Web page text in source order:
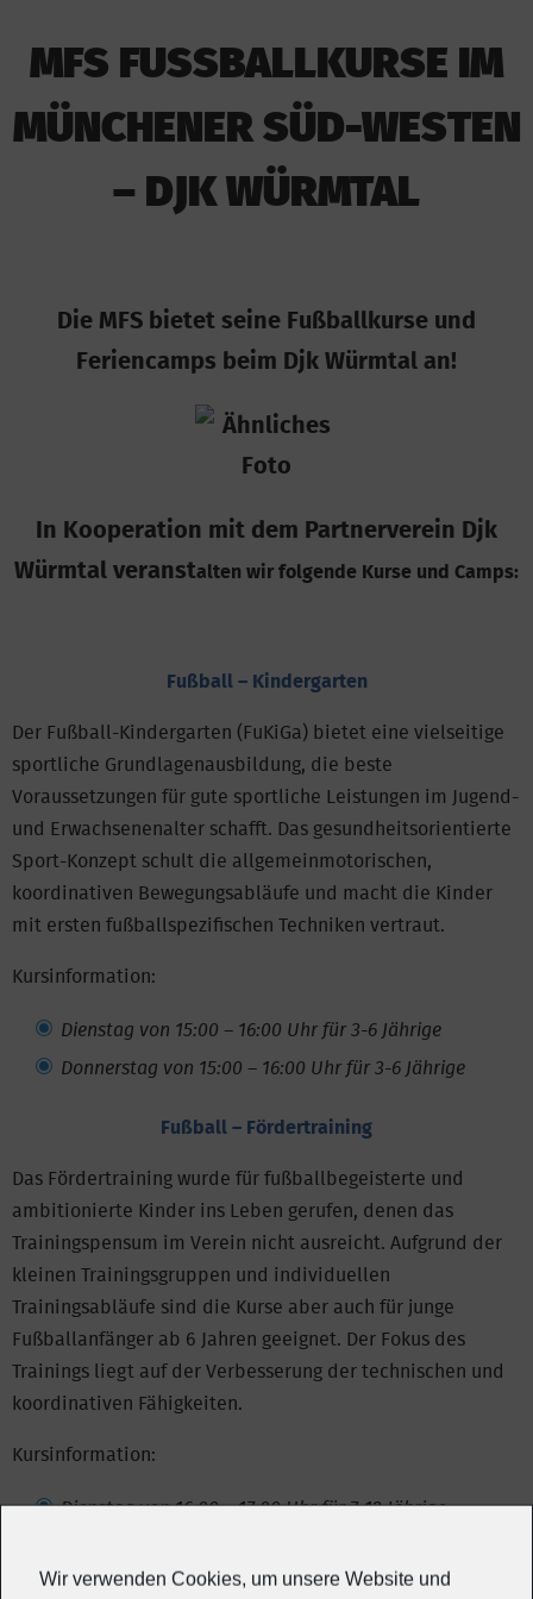
Wir verwenden Cookies, um unsere Website und
MFS FUSSBALLKURSE IM
MÜNCHENER SÜD-WESTEN
– DJK WÜRMTAL
Die MFS bietet seine Fußballkurse und
Feriencamps beim Djk Würmtal an!
In Kooperation mit dem Partnerverein Djk
Würmtal veranstalten wir folgende Kurse und Camps:
Fußball – Kindergarten
Der Fußball-Kindergarten (FuKiGa) bietet eine vielseitige
sportliche Grundlagenausbildung, die beste
Voraussetzungen für gute sportliche Leistungen im Jugend-
und Erwachsenenalter schafft. Das gesundheitsorientierte
Sport-Konzept schult die allgemeinmotorischen,
koordinativen Bewegungsabläufe und macht die Kinder
mit ersten fußballspezifischen Techniken vertraut.
Kursinformation:
Dienstag von 15:00 – 16:00 Uhr für 3-6 Jährige
Donnerstag von 15:00 – 16:00 Uhr für 3-6 Jährige
Fußball – Fördertraining
Das Fördertraining wurde für fußballbegeisterte und
ambitionierte Kinder ins Leben gerufen, denen das
Trainingspensum im Verein nicht ausreicht. Aufgrund der
kleinen Trainingsgruppen und individuellen
Trainingsabläufe sind die Kurse aber auch für junge
Fußballanfänger ab 6 Jahren geeignet. Der Fokus des
Trainings liegt auf der Verbesserung der technischen und
koordinativen Fähigkeiten.
Kursinformation:
Dienstag von 16:00 – 17:00 Uhr für 7-12 Jährige